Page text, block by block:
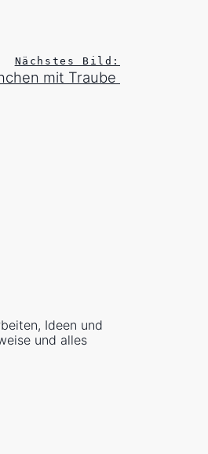
Nächstes Bild:
mit Traube
Ideen und
und alles